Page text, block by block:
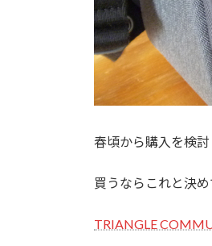
春頃から購入を検
買うならこれと決め
TRIANGLE